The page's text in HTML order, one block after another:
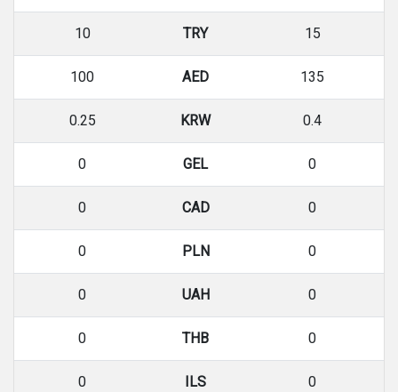
10 TRY 15
100 AED 135
0.25 KRW 0.4
0 GEL 0
0 CAD 0
0 PLN 0
0 UAH 0
0 THB 0
0 ILS 0